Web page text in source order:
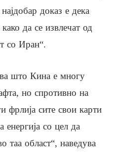
доказ е дека
да се извлечат од
со Иран“.
што Кина е многу
но спротивно на
фрлија сите свои карти
со цел да
таа област“, ​​наведува